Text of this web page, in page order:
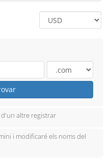
altre registrar
i modificaré els noms del